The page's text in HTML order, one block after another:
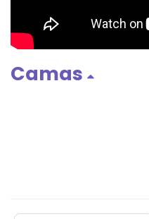
Camas